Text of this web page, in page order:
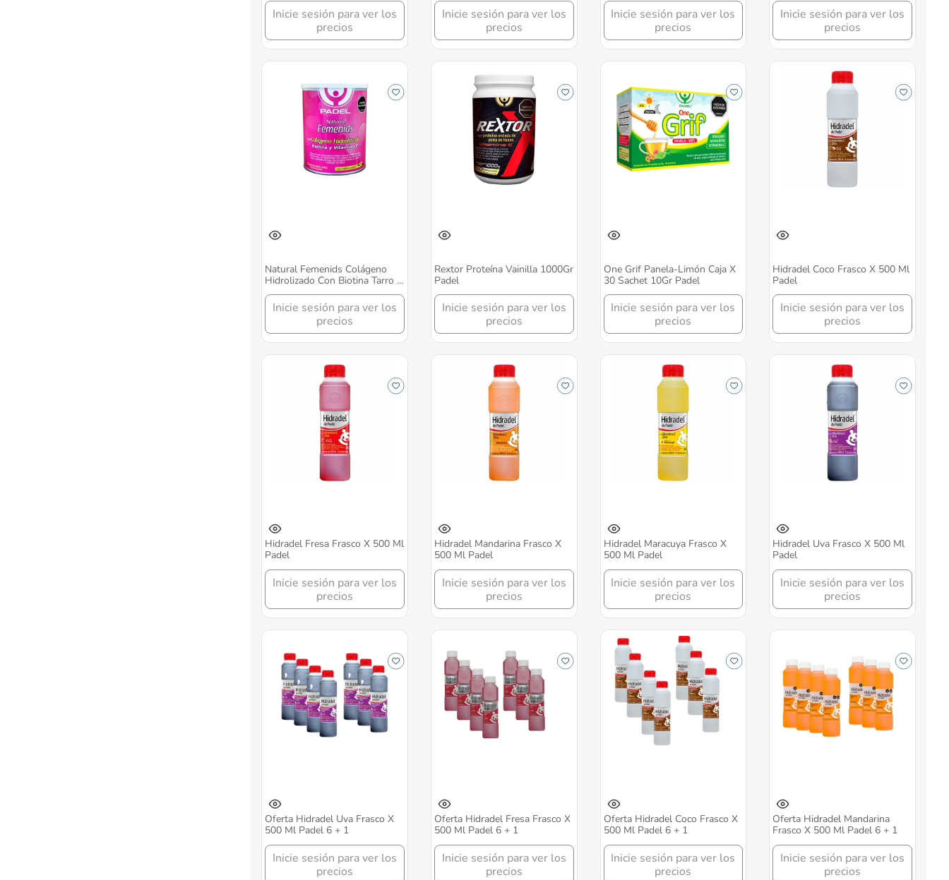
Inicie sesión para ver los
precios
Inicie sesión para ver los
precios
Inicie sesión para ver los
precios
Inicie sesión para ver los
precios
Natural Femenids Colágeno
Hidrolizado Con Biotina Tarro X
400 Gr Padel
Inicie sesión para ver los
precios
Rextor Proteína Vainilla 1000Gr
Padel
Inicie sesión para ver los
precios
One Grif Panela-Limón Caja X
30 Sachet 10Gr Padel
Inicie sesión para ver los
precios
Hidradel Coco Frasco X 500 Ml
Padel
Inicie sesión para ver los
precios
Hidradel Fresa Frasco X 500 Ml
Padel
Inicie sesión para ver los
precios
Hidradel Mandarina Frasco X
500 Ml Padel
Inicie sesión para ver los
precios
Hidradel Maracuya Frasco X
500 Ml Padel
Inicie sesión para ver los
precios
Hidradel Uva Frasco X 500 Ml
Padel
Inicie sesión para ver los
precios
Oferta Hidradel Uva Frasco X
500 Ml Padel 6 + 1
Inicie sesión para ver los
precios
Oferta Hidradel Fresa Frasco X
500 Ml Padel 6 + 1
Inicie sesión para ver los
precios
Oferta Hidradel Coco Frasco X
500 Ml Padel 6 + 1
Inicie sesión para ver los
precios
Oferta Hidradel Mandarina
Frasco X 500 Ml Padel 6 + 1
Inicie sesión para ver los
precios